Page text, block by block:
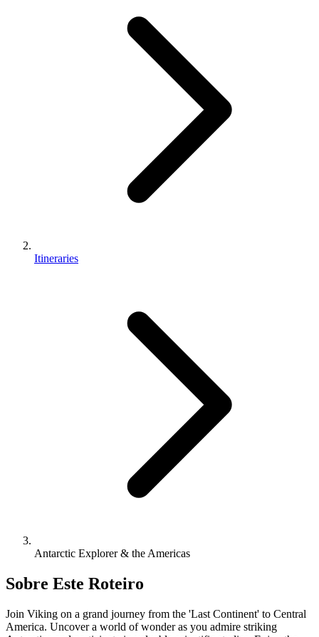
Itineraries
Antarctic Explorer & the Americas
Sobre Este Roteiro
Join Viking on a grand journey from the 'Last Continent' to Central
America. Uncover a world of wonder as you admire striking